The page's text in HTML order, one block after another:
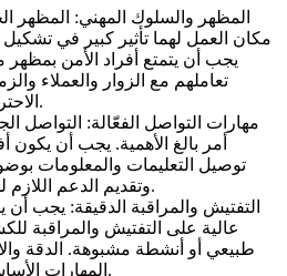
المظهر والسلوك المهني: المظهر
مكان العمل لهما تأثير كبير في
يجب أن يتمتع أفراد الأمن
تعاملهم مع الزوار والعملاء
الاحترافية في تقديم الخدمة.
مهارات التواصل الفعّالة: التواصل
أمر بالغ الأهمية. يجب أن يكون
توصيل التعليمات والمعلومات
وتقديم الدعم اللازم لجميع الأطراف المعنية.
التفتيش والمراقبة الدقيقة: يجب أن
عالية على التفتيش والمراقبة
طبيعي أو أنشطة مشبوهة. الدقة
المهارات الأساسية في عملهم اليومي.